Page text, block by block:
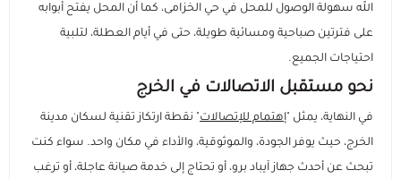
الله سهولة الوصول للمحل في حي الخزامى، كما أن المحل يفتح أبوابه
على فترتين صباحية ومسائية طويلة، حتى في أيام العطلة، لتلبية
احتياجات الجميع.
نحو مستقبل الاتصالات في الخرج
في النهاية، يمثل " إهتمام للإتصالات" نقطة ارتكاز تقنية لسكان مدينة
الخرج، حيث يوفر الجودة، والموثوقية، والأداء في مكان واحد. سواء كنت
تبحث عن أحدث جهاز آيباد برو، أو تحتاج إلى خدمة صيانة عاجلة، أو ترغب